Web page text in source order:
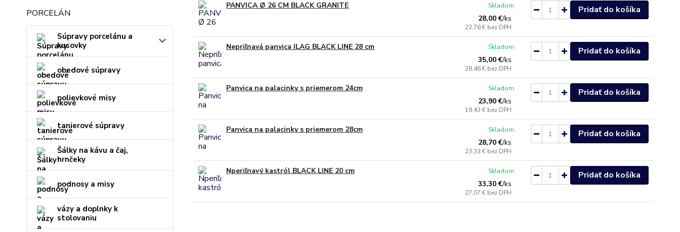
PORCELÁN
Súpravy porcelánu a
kusovky
obedové súpravy
polievkové misy
tanierové súpravy
Šálky na kávu a čaj,
hrnčeky
podnosy a misy
vázy a doplnky k
stolovaniu
PANVICA Ø 26 CM BLACK GRANITE
28,00 €/ks
22,76 € bez DPH
Skladom Pridať do košíka
Nepriľnavá panvica ILAG BLACK LINE 28 cm
35,00 €/ks
28,46 € bez DPH
Skladom Pridať do košíka
Panvica na palacinky s priemerom 24cm
23,90 €/ks
19,43 € bez DPH
Skladom Pridať do košíka
Panvica na palacinky s priemerom 28cm
28,70 €/ks
23,33 € bez DPH
Skladom Pridať do košíka
Nperiľnavý kastról BLACK LINE 20 cm
33,30 €/ks
27,07 € bez DPH
Skladom Pridať do košíka